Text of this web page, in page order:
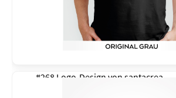
#268 Logo-Design von santacrea